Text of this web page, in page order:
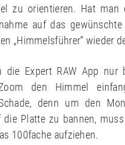
zu orientieren. Hat man
auf das
„Himmelsführer“ wieder
die Expert RAW App nur
den Himmel
denn um den
Platte zu bannen,
100fache aufziehen.